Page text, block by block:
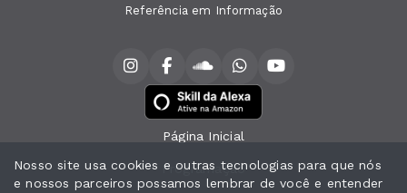
Referência em Informação
Página Inicial
Programação
Nosso site usa cookies e outras tecnologias para que nós
e nossos parceiros possamos lembrar de você e entender